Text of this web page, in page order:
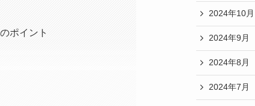
ポイント
2024年10月
2024年9月
2024年8月
2024年7月